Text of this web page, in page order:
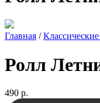
Главная /
Ролл
490 р.